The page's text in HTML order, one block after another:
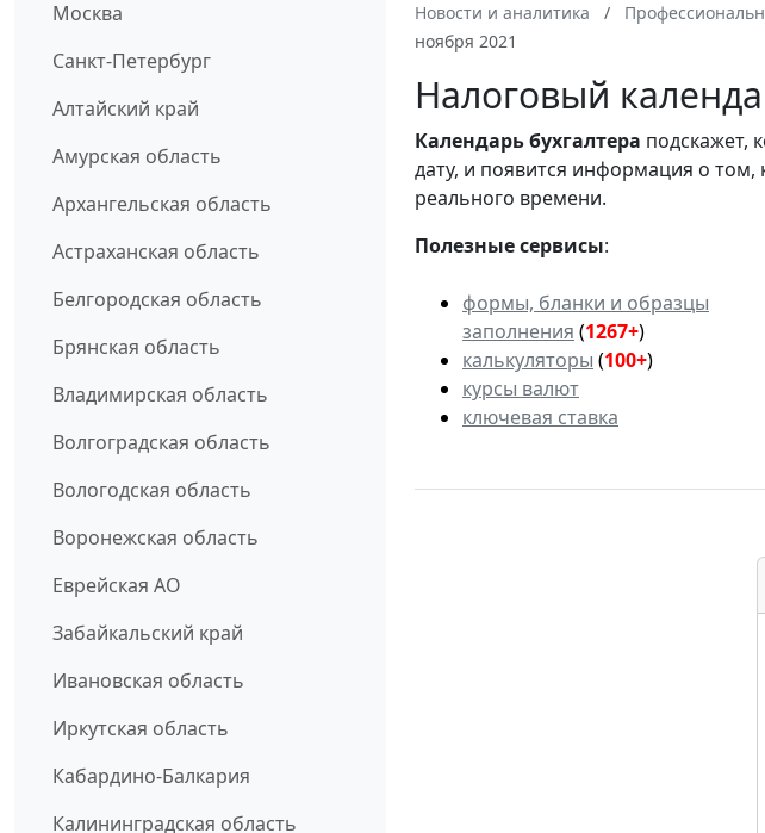
Москва
Санкт-Петербург
Алтайский край
Амурская область
Архангельская область
Астраханская область
Белгородская область
Брянская область
Владимирская область
Волгоградская область
Вологодская область
Воронежская область
Еврейская АО
Забайкальский край
Ивановская область
Иркутская область
Кабардино-Балкария
Калининградская область
Новости и аналитика
ноября 2021
Налоговый
Календарьбухгалтера подскажет,
дату, и появится информация о том,
реального времени.
Полезные сервисы:
формы, бланки и образцы
заполнения (1267+)
калькуляторы (100+)
курсы валют
ключевая ставка